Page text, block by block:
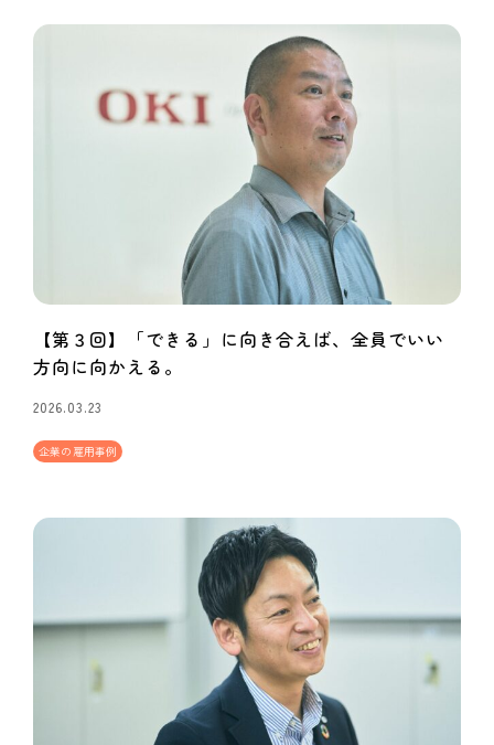
【第３回】「できる」に向き合えば、全員でいい
方向に向かえる。
2026.03.23
企業の雇用事例